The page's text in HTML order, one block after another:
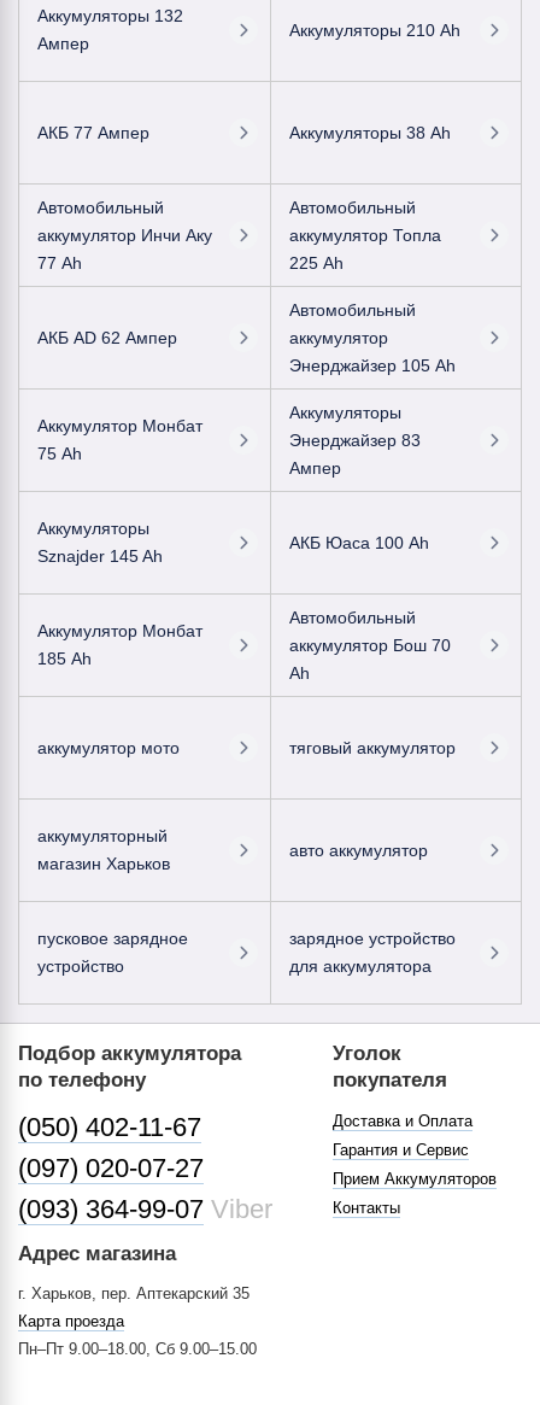
Аккумуляторы 132
Ампер
Аккумуляторы 210 Ah
АКБ 77 Ампер Аккумуляторы 38 Ah
Автомобильный
аккумулятор Инчи Аку
77 Ah
Автомобильный
аккумулятор Топла
225 Ah
АКБ AD 62 Ампер
Автомобильный
аккумулятор
Энерджайзер 105 Ah
Аккумулятор Монбат
75 Ah
Аккумуляторы
Энерджайзер 83
Ампер
Аккумуляторы
Sznajder 145 Ah
АКБ Юаса 100 Ah
Аккумулятор Монбат
185 Ah
Автомобильный
аккумулятор Бош 70
Ah
аккумулятор мото тяговый аккумулятор
аккумуляторный
магазин Харьков
авто аккумулятор
пусковое зарядное
устройство
зарядное устройство
для аккумулятора
Подбор аккумулятора
по телефону
(050) 402-11-67
(097) 020-07-27
(093) 364-99-07 Viber
Адрес магазина
г. Харьков, пер. Аптекарский 35
Карта проезда
Пн–Пт 9.00–18.00, Сб 9.00–15.00
Уголок
покупателя
Доставка и Оплата
Гарантия и Сервис
Прием Аккумуляторов
Контакты